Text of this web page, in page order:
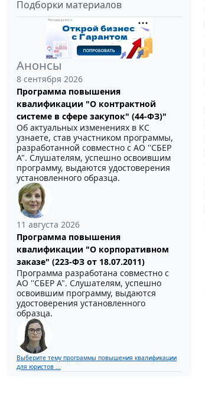
Подборки материалов
Анонсы
8 сентября 2026
Программа повышения
квалификации "О контрактной
системе в сфере закупок" (44-ФЗ)"
Об актуальных изменениях в КС
узнаете, став участником программы,
разработанной совместно с АО ''СБЕР
А". Слушателям, успешно освоившим
программу, выдаются удостоверения
установленного образца.
11 августа 2026
Программа повышения
квалификации "О корпоративном
заказе" (223-ФЗ от 18.07.2011)
Программа разработана совместно с
АО ''СБЕР А". Слушателям, успешно
освоившим программу, выдаются
удостоверения установленного
образца.
Выберите тему программы повышения квалификации
для юристов ...